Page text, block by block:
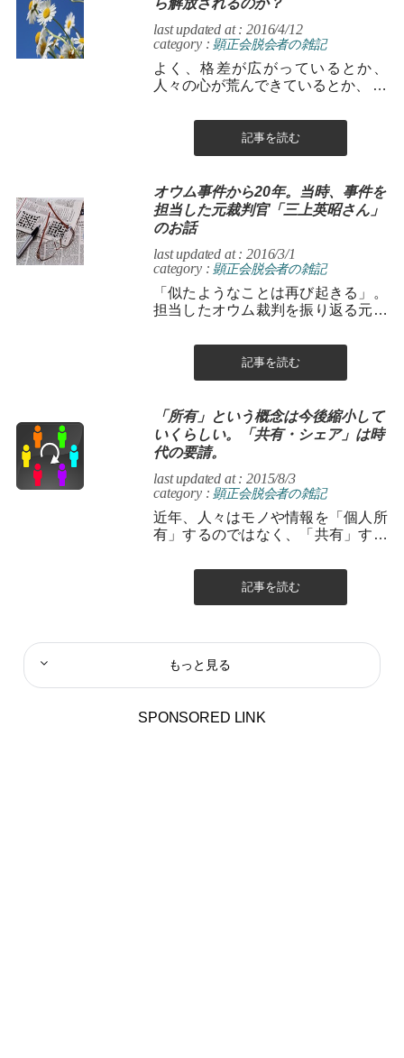
ら解放されるのか？
last updated at : 2016/4/12
category : 顕正会脱会者の雑記
よく、格差が広がっているとか、
人々の心が荒んできているとか、 政
ドン悪い方に向かってる...
記事を読む
オウム事件から20年。当時、事件を
担当した元裁判官「三上英昭さん」
のお話
last updated at : 2016/3/1
category : 顕正会脱会者の雑記
「似たようなことは再び起きる」。
担当したオウム裁判を振り返る元裁
学園大で ＊狂気呼ぶ「集団の正義」
記事を読む
「所有」という概念は今後縮小して
いくらしい。「共有・シェア」は時
代の要請。
last updated at : 2015/8/3
category : 顕正会脱会者の雑記
近年、人々はモノや情報を「個人所
有」するのではなく、「共有」する
方向へと急速にシフトしつつありま
記事を読む
もっと見る
SPONSORED LINK